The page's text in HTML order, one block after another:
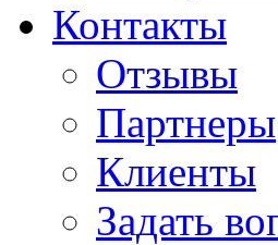
Контакты
Отзывы
Партнеры
Клиенты
Задать